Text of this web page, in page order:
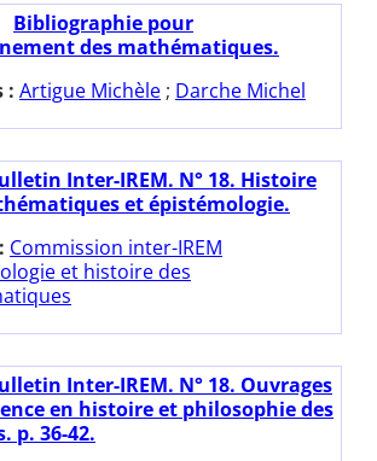
Bibliographie pour
des mathématiques.
: Artigue Michèle ; Darche Michel
Inter-IREM. N° 18. Histoire
et épistémologie.
Commission inter-IREM
et histoire des
Inter-IREM. N° 18. Ouvrages
en histoire et philosophie des
p. 36-42.